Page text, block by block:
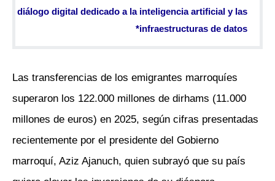
diálogo digital dedicado a la inteligencia artificial y las
infraestructuras de datos*
Las transferencias de los emigrantes marroquíes
superaron los 122.000 millones de dirhams (11.000
millones de euros) en 2025, según cifras presentadas
recientemente por el presidente del Gobierno
marroquí, Aziz Ajanuch, quien subrayó que su país